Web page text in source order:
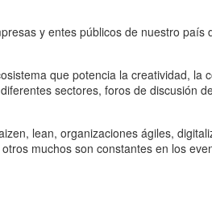
y entes públicos de nuestro
que potencia la creatividad, la
sectores, foros de discusión
lean, organizaciones ágiles,
muchos son constantes en los